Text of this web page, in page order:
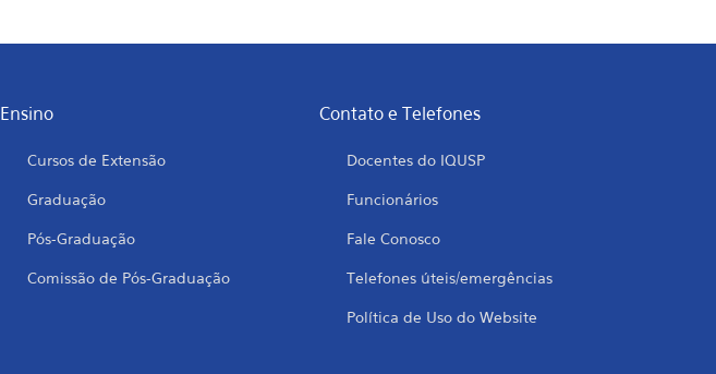
Ensino
Cursos de Extensão
Graduação
Pós-Graduação
Comissão de Pós-Graduação
Contato e Telefones
Docentes do IQUSP
Funcionários
Fale Conosco
Telefones úteis/emergências
Política de Uso do Website